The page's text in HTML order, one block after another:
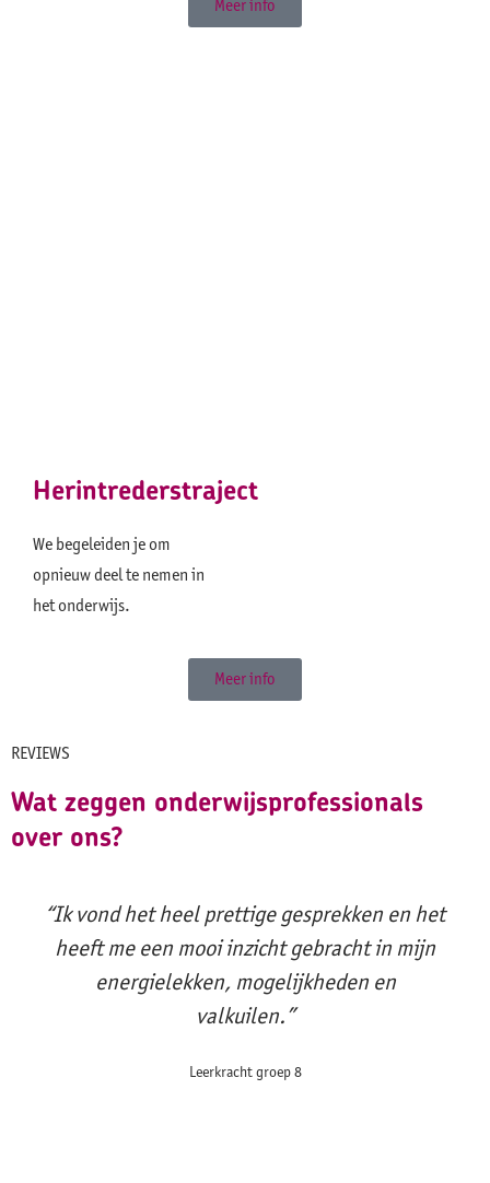
Meer info
Herintrederstraject
We begeleiden je om
opnieuw deel te nemen in
het onderwijs.
Meer info
REVIEWS
Wat zeggen onderwijsprofessionals
over ons?
“Ik vond het heel prettige gesprekken en het
heeft me een mooi inzicht gebracht in mijn
energielekken, mogelijkheden en
valkuilen.”
Leerkracht groep 8